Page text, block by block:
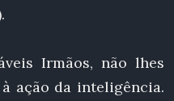
Irmãos, não lhes
ação da inteligência.